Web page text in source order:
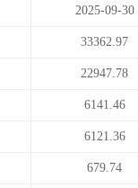
2025-09-30
33362.97
22947.78
6141.46
6121.36
679.74